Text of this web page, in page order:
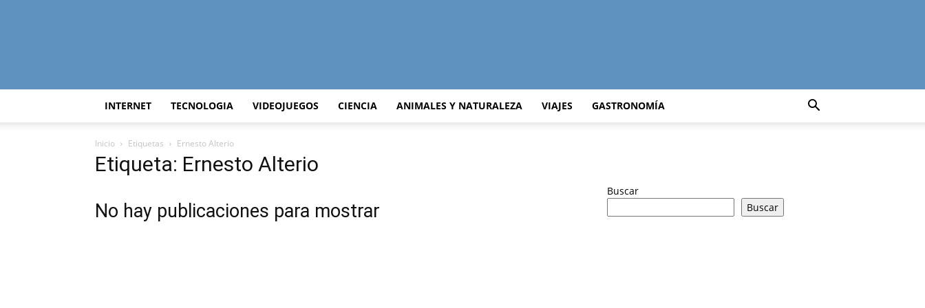
Curiosidades
INTERNET TECNOLOGIA VIDEOJUEGOS CIENCIA ANIMALES Y NATURALEZA VIAJES GASTRONOMÍA
Inicio Etiquetas Ernesto Alterio
Etiqueta: Ernesto Alterio
No hay publicaciones para mostrar
Buscar
Buscar